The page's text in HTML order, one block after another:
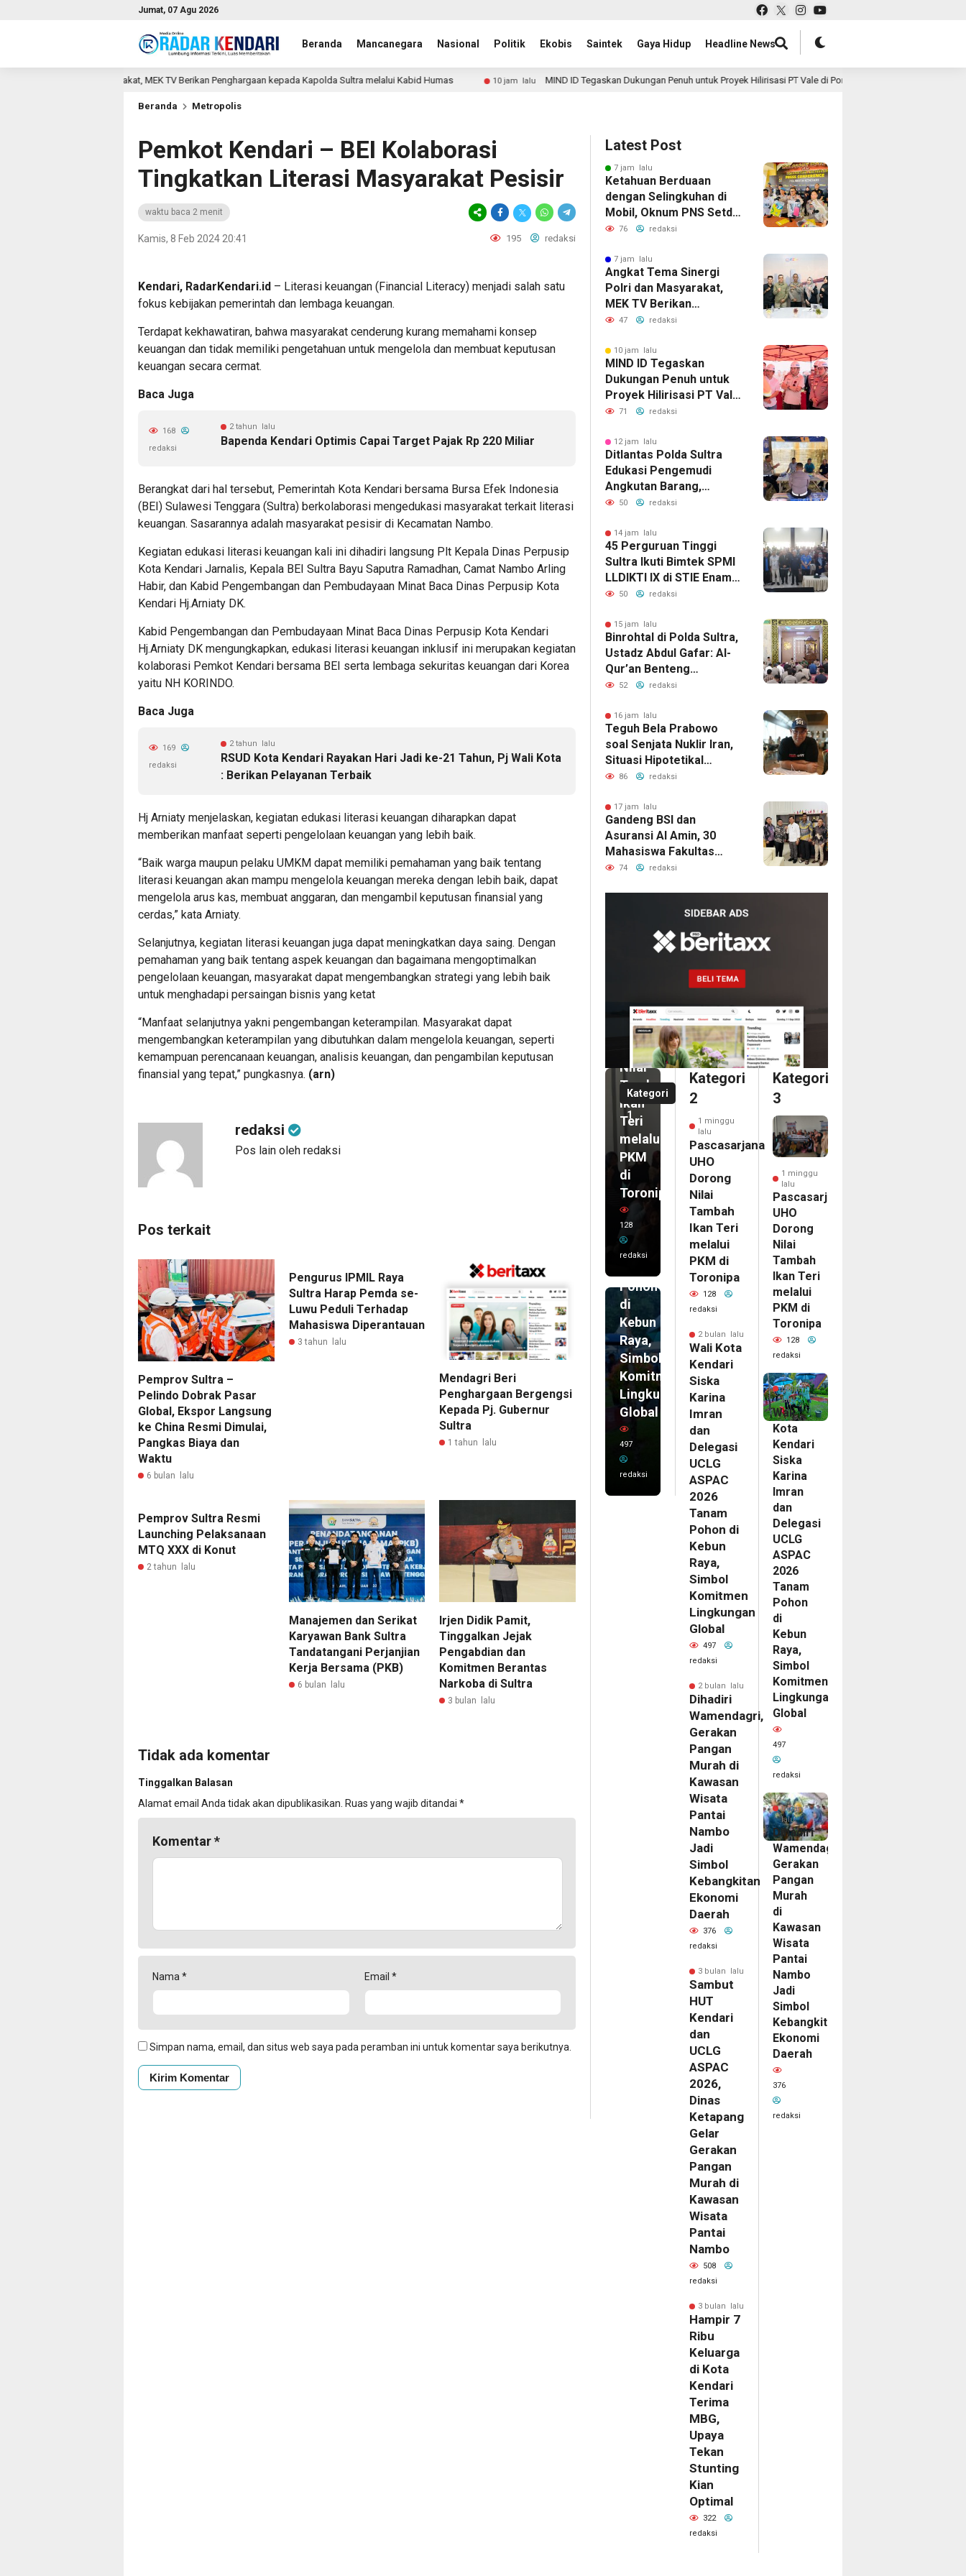
Jumat, 07 Agu 2026
Beranda Mancanegara Nasional Politik Ekobis Saintek Gaya Hidup Headline News
dan Masyarakat, MEK TV Berikan Penghargaan kepada Kapolda Sultra melalui Kabid Humas 10 jam lalu MIND ID Tegaskan Dukungan Penuh untuk Proyek Hilirisasi PT Vale di Pomalaa
Beranda Metropolis
Pemkot Kendari – BEI Kolaborasi
Tingkatkan Literasi Masyarakat Pesisir
waktu baca 2 menit
Kamis, 8 Feb 2024 20:41 195 redaksi
Kendari, RadarKendari.id – Literasi keuangan (Financial Literacy) menjadi salah satu
fokus kebijakan pemerintah dan lembaga keuangan.
Terdapat kekhawatiran, bahwa masyarakat cenderung kurang memahami konsep
keuangan dan tidak memiliki pengetahuan untuk mengelola dan membuat keputusan
keuangan secara cermat.
Baca Juga
2 tahun lalu
Bapenda Kendari Optimis Capai Target Pajak Rp 220 Miliar
168
redaksi
Berangkat dari hal tersebut, Pemerintah Kota Kendari bersama Bursa Efek Indonesia
(BEI) Sulawesi Tenggara (Sultra) berkolaborasi mengedukasi masyarakat terkait literasi
keuangan. Sasarannya adalah masyarakat pesisir di Kecamatan Nambo.
Kegiatan edukasi literasi keuangan kali ini dihadiri langsung Plt Kepala Dinas Perpusip
Kota Kendari Jarnalis, Kepala BEI Sultra Bayu Saputra Ramadhan, Camat Nambo Arling
Habir, dan Kabid Pengembangan dan Pembudayaan Minat Baca Dinas Perpusip Kota
Kendari Hj.Arniaty DK.
Kabid Pengembangan dan Pembudayaan Minat Baca Dinas Perpusip Kota Kendari
Hj.Arniaty DK mengungkapkan, edukasi literasi keuangan inklusif ini merupakan kegiatan
kolaborasi Pemkot Kendari bersama BEI serta lembaga sekuritas keuangan dari Korea
yaitu NH KORINDO.
Baca Juga
2 tahun lalu
RSUD Kota Kendari Rayakan Hari Jadi ke-21 Tahun, Pj Wali Kota
: Berikan Pelayanan Terbaik
169
redaksi
Hj Arniaty menjelaskan, kegiatan edukasi literasi keuangan diharapkan dapat
memberikan manfaat seperti pengelolaan keuangan yang lebih baik.
“Baik warga maupun pelaku UMKM dapat memiliki pemahaman yang baik tentang
literasi keuangan akan mampu mengelola keuangan mereka dengan lebih baik, dapat
mengelola arus kas, membuat anggaran, dan mengambil keputusan finansial yang
cerdas,” kata Arniaty.
Selanjutnya, kegiatan literasi keuangan juga dapat meningkatkan daya saing. Dengan
pemahaman yang baik tentang aspek keuangan dan bagaimana mengoptimalkan
pengelolaan keuangan, masyarakat dapat mengembangkan strategi yang lebih baik
untuk menghadapi persaingan bisnis yang ketat
“Manfaat selanjutnya yakni pengembangan keterampilan. Masyarakat dapat
mengembangkan keterampilan yang dibutuhkan dalam mengelola keuangan, seperti
kemampuan perencanaan keuangan, analisis keuangan, dan pengambilan keputusan
finansial yang tepat,” pungkasnya. (arn)
redaksi
Pos lain oleh redaksi
Pos terkait
Pemprov Sultra –
Pelindo Dobrak Pasar
Global, Ekspor Langsung
ke China Resmi Dimulai,
Pangkas Biaya dan
Waktu
6 bulan lalu
Pengurus IPMIL Raya
Sultra Harap Pemda se-
Luwu Peduli Terhadap
Mahasiswa Diperantauan
3 tahun lalu
Mendagri Beri
Penghargaan Bergengsi
Kepada Pj. Gubernur
Sultra
1 tahun lalu
Pemprov Sultra Resmi
Launching Pelaksanaan
MTQ XXX di Konut
2 tahun lalu
Manajemen dan Serikat
Karyawan Bank Sultra
Tandatangani Perjanjian
Kerja Bersama (PKB)
6 bulan lalu
Irjen Didik Pamit,
Tinggalkan Jejak
Pengabdian dan
Komitmen Berantas
Narkoba di Sultra
3 bulan lalu
Tidak ada komentar
Tinggalkan Balasan
Alamat email Anda tidak akan dipublikasikan. Ruas yang wajib ditandai *
Komentar*
Nama* Email *
Simpan nama, email, dan situs web saya pada peramban ini untuk komentar saya berikutnya.
Latest Post
7 jam lalu
Ketahuan Berduaan
dengan Selingkuhan di
Mobil, Oknum PNS Setda
Konsel Nabrak Adik
Berat
76 redaksi
7 jam lalu
Angkat Tema Sinergi
Polri dan Masyarakat,
MEK TV Berikan
Penghargaan kepada
Kabid Humas
47 redaksi
10 jam lalu
MIND ID Tegaskan
Dukungan Penuh untuk
Proyek Hilirisasi PT Vale
di Pomalaa
71 redaksi
12 jam lalu
Ditlantas Polda Sultra
Edukasi Pengemudi
Angkutan Barang,
Tekankan Kelaikan
Keselamatan Berlalu
Lintas
50 redaksi
14 jam lalu
45 Perguruan Tinggi
Sultra Ikuti Bimtek SPMI
LLDIKTI IX di STIE Enam
Enam Kendari
50 redaksi
15 jam lalu
Binrohtal di Polda Sultra,
Ustadz Abdul Gafar: Al-
Qur’an Benteng
Pencegah
Penyakit Masyarakat
52 redaksi
16 jam lalu
Teguh Bela Prabowo
soal Senjata Nuklir Iran,
Situasi Hipotetikal
“Game Theory”
86 redaksi
17 jam lalu
Gandeng BSI dan
Asuransi Al Amin, 30
Mahasiswa Fakultas
Pertanian Unsultra
74 redaksi
Kategori
1
Pascasarjana
UHO
Dorong
Nilai
Tambah
Ikan
Teri
melalui
PKM
di
Toronipa
128
redaksi
bulan
lalu
Wali
Kota
Kendari
Siska
Karina
Imran
dan
Delegasi
UCLG
ASPAC
2026
Pohon
di
Kebun
Raya,
Simbol
Komitmen
Lingkungan
Global
497
redaksi
Kategori
2
1 minggu
lalu
Pascasarjana
UHO
Dorong
Nilai
Tambah
Ikan Teri
melalui
PKM di
Toronipa
128
redaksi
2 bulan lalu
Wali Kota
Kendari
Siska
Karina
Imran
dan
Delegasi
UCLG
ASPAC
2026
Tanam
Pohon di
Kebun
Raya,
Simbol
Komitmen
Lingkungan
Global
497
redaksi
2 bulan lalu
Dihadiri
Wamendagri,
Gerakan
Pangan
Murah di
Kawasan
Wisata
Pantai
Nambo
Jadi
Simbol
Kebangkitan
Ekonomi
Daerah
376
redaksi
3 bulan lalu
Sambut
HUT
Kendari
dan
UCLG
ASPAC
2026,
Dinas
Ketapang
Gelar
Gerakan
Pangan
Murah di
Kawasan
Wisata
Pantai
Nambo
508
redaksi
3 bulan lalu
Hampir 7
Ribu
Keluarga
di Kota
Kendari
Terima
MBG,
Upaya
Tekan
Stunting
Kian
Optimal
322
redaksi
Kategori
3
1 minggu
lalu
Pascasarjana
UHO
Dorong
Nilai
Tambah
Ikan Teri
melalui
PKM di
Toronipa
128
redaksi
2
bulan
lalu
Wali
Kota
Kendari
Siska
Karina
Imran
dan
Delegasi
UCLG
ASPAC
2026
Tanam
Pohon
di
Kebun
Raya,
Simbol
Komitmen
Lingkungan
Global
497
redaksi
2
bulan
lalu
Dihadiri
Wamendagri,
Gerakan
Pangan
Murah
di
Kawasan
Wisata
Pantai
Nambo
Jadi
Simbol
Kebangkitan
Ekonomi
Daerah
376
redaksi